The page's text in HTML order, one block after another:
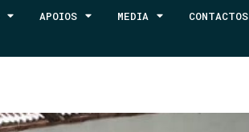
APOIOS MEDIA CONTACTOS